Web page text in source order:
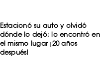
Estacionó su auto y olvidó
dónde lo dejó; lo encontró en
el mismo lugar ¡20 años
después!